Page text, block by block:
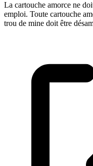
La cartouche amorce ne
emploi. Toute cartouche
trou de mine doit être